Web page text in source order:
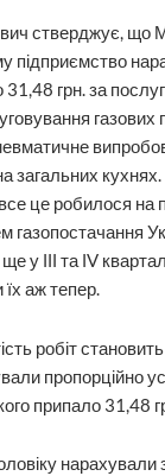
стверджує, що
підприємство
грн. за
газових
загальних
це робилося на
газопостачання
у ІІІ та ІV
аж тепер.
робіт
пропор­ційно
припало 31,48
нарахували